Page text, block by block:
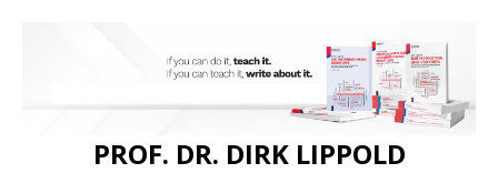
PROF. DR. DIRK LIPPOLD